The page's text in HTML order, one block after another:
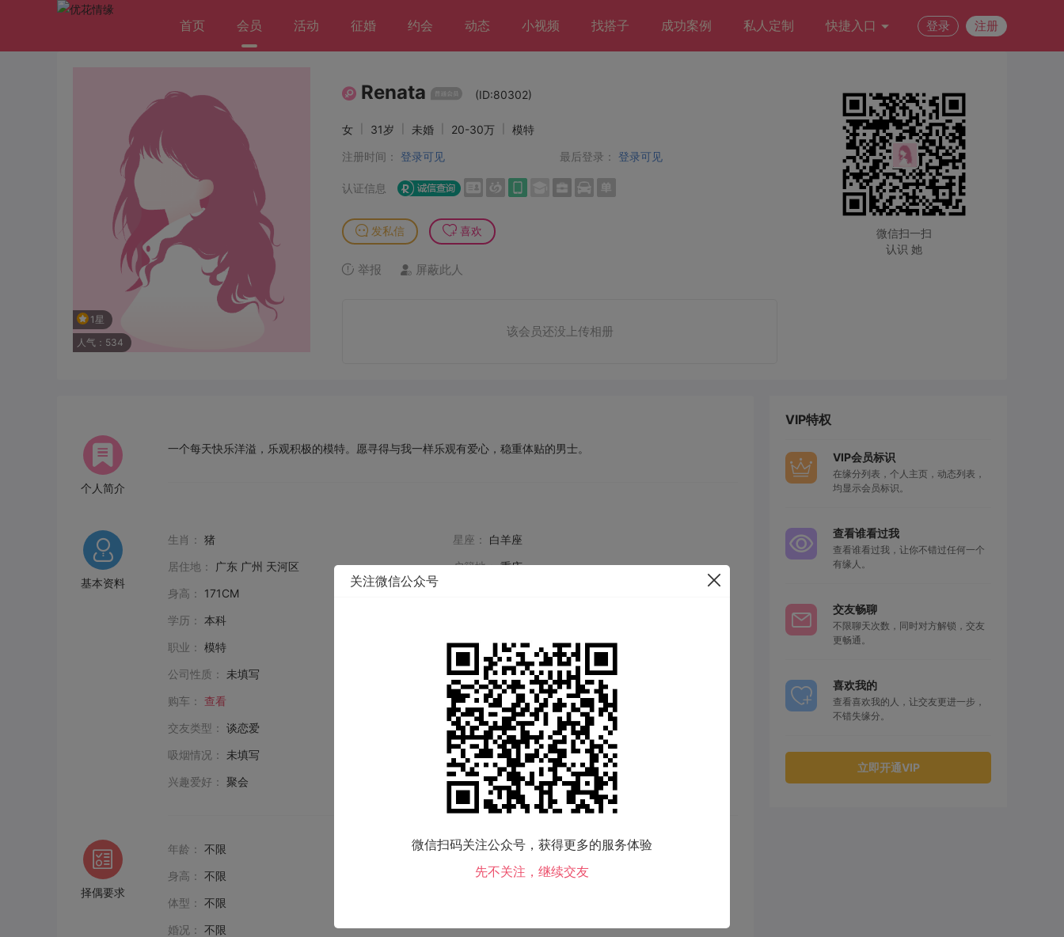
首页 会员 活动 征婚 约会 动态 小视频 找搭子 成功案例 私人定制 快捷入口 登录 注册
1星
人气：534
Renata (ID:80302)
女 31岁 未婚 20-30万
模特
注册时间： 登录可见 最后登录： 登录可见
认证信息
发私信 喜欢
举报 屏蔽此人
该会员还没上传相册
微信扫一扫
认识 她
个人简介
一个每天快乐洋溢，乐观积极的模特。愿寻得与我一样乐观有爱心，稳重体贴的男士。
基本资料
生肖： 猪 星座：
白羊座
居住地：
广东 广州 天河区 户籍地： 重庆
身高：
171CM
学历： 本科
职业： 模特 年收入：20-30万
公司性质：
未填写 民族：
未填写
购车：
查看 购房： 查看
交友类型： 谈恋爱 小孩情况：没有
吸烟情况：
未填写 喝酒情况：
未填写
兴趣爱好： 聚会
择偶要求
年龄： 不限
身高： 不限
体型： 不限
婚况： 不限
VIP特权
VIP会员标识
在缘分列表，个人主页，动态列表，
均显示会员标识。
查看谁看过我
查看谁看过我，让你不错过任何一个
有缘人。
交友畅聊
不限聊天次数，同时对方解锁，交友
更畅通。
喜欢我的
查看喜欢我的人，让交友更进一步，
不错失缘分。
立即开通VIP
关注微信公众号
微信扫码关注公众号，获得更多的服务体验
先不关注，继续交友